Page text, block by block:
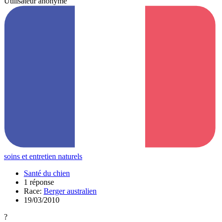
soins et entretien naturels
Santé du chien
1 réponse
Race: Berger australien
19/03/2010
?